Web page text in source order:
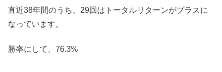
直近38年間のうち、29回はトータルリターンがプラスに
なっています。
勝率にして、76.3%